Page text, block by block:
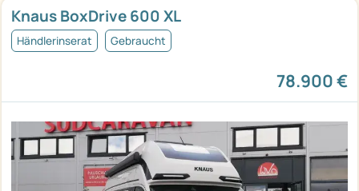
Knaus BoxDrive 600 XL
Händlerinserat Gebraucht
78.900 €